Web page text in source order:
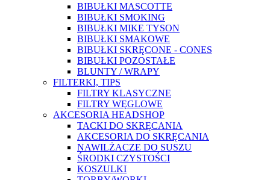
BIBUŁKI MASCOTTE
BIBUŁKI SMOKING
BIBUŁKI MIKE TYSON
BIBUŁKI SMAKOWE
BIBUŁKI SKRĘCONE - CONES
BIBUŁKI POZOSTAŁE
BLUNTY / WRAPY
FILTERKI, TIPS
FILTRY KLASYCZNE
FILTRY WĘGLOWE
AKCESORIA HEADSHOP
TACKI DO SKRĘCANIA
AKCESORIA DO SKRĘCANIA
NAWILŻACZE DO SUSZU
ŚRODKI CZYSTOŚCI
KOSZULKI